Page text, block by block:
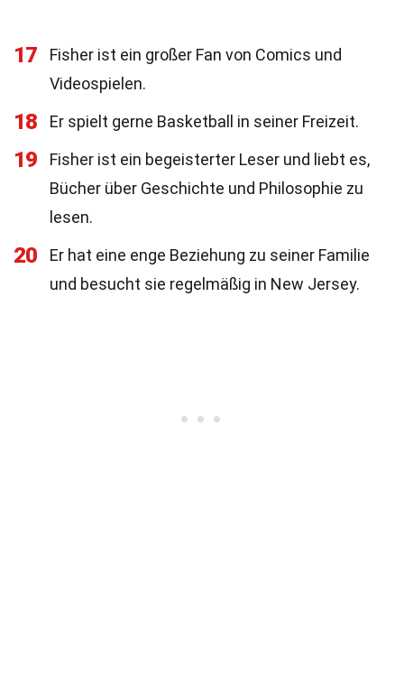
17
Fisher ist ein großer Fan von Comics und
Videospielen.
18 Er spielt gerne Basketball in seiner Freizeit.
19
Fisher ist ein begeisterter Leser und liebt es,
Bücher über Geschichte und Philosophie zu
lesen.
20
Er hat eine enge Beziehung zu seiner Familie
und besucht sie regelmäßig in New Jersey.